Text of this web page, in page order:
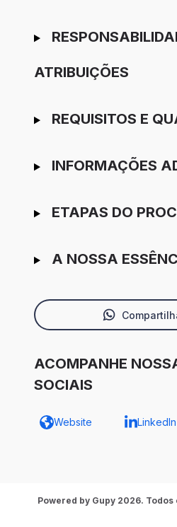
ATRIBUIÇÕES
REQUISITOS E
INFORMAÇÕES
ETAPAS DO
A NOSSA
ACOMPANHE
SOCIAIS
Website LinkedIn
Powered by Gupy 2026.